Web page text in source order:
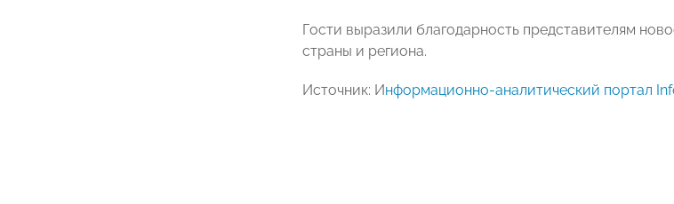
Гости выразили благодарность представителям
страны и региона.
Источник: Информационно-аналитический портал